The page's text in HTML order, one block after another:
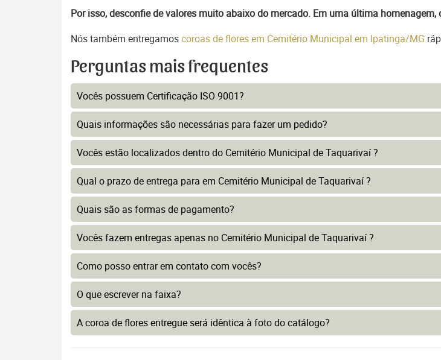
Por isso, desconfie de valores muito abaixo do mercado. Em uma última homenagem,
Nós também entregamoscoroas de flores em Cemitério Municipal em Ipatinga/MG
Perguntas mais frequentes
Vocês possuem Certificação ISO 9001?
Quais informações são necessárias para fazer um pedido?
Vocês estão localizados dentro do Cemitério Municipal de Taquarivaí ?
Qual o prazo de entrega para em Cemitério Municipal de Taquarivaí ?
Quais são as formas de pagamento?
Vocês fazem entregas apenas no Cemitério Municipal de Taquarivaí ?
Como posso entrar em contato com vocês?
O que escrever na faixa?
A coroa de flores entregue será idêntica à foto do catálogo?